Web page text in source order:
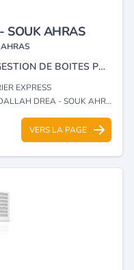
SOUK AHRAS
POSTE ET SERVICES POSTAUX GESTION DE BOITES POSTALES COURRIER EXPRESS
EXPRESS
DREA - SOUK AHRAS
VERS LA PAGE